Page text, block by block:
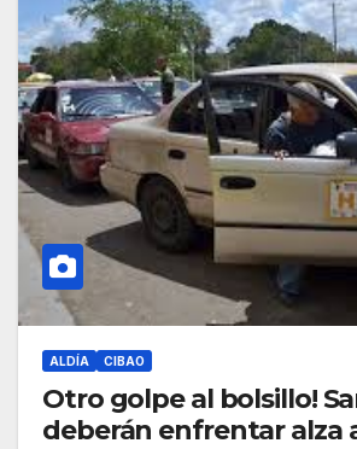
ALDÍA CIBAO
Otro golpe al bolsillo!
deberán enfrentar alza